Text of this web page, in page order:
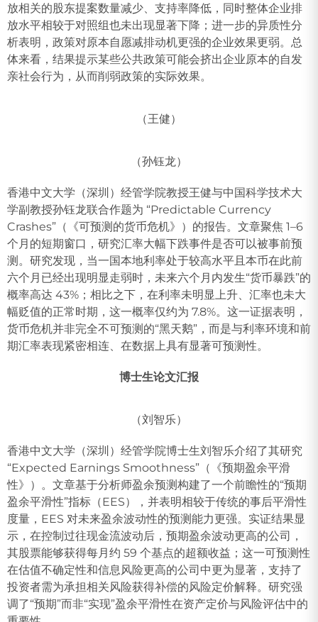
放相关的股东提案数量减少、支持率降低，同时整体企业排
放水平相较于对照组也未出现显著下降；进一步的异质性分
析表明，政策对原本自愿减排动机更强的企业效果更弱。总
体来看，结果提示某些公共政策可能会挤出企业原本的自发
亲社会行为，从而削弱政策的实际效果。
（王健）
（孙钰龙）
香港中文大学（深圳）经管学院教授王健与中国科学技术大
学副教授孙钰龙联合作题为 “Predictable Currency
Crashes”（《可预测的货币危机》）的报告。文章聚焦 1–6
个月的短期窗口，研究汇率大幅下跌事件是否可以被事前预
测。研究发现，当一国本地利率处于较高水平且本币在此前
六个月已经出现明显走弱时，未来六个月内发生“货币暴跌”的
概率高达 43%；相比之下，在利率未明显上升、汇率也未大
幅贬值的正常时期，这一概率仅约为 7.8%。这一证据表明，
货币危机并非完全不可预测的“黑天鹅”，而是与利率环境和前
期汇率表现紧密相连、在数据上具有显著可预测性。
博士生论文汇报
（刘智乐）
香港中文大学（深圳）经管学院博士生刘智乐介绍了其研究
“Expected Earnings Smoothness”（《预期盈余平滑
性》）。文章基于分析师盈余预测构建了一个前瞻性的“预期
盈余平滑性”指标（EES），并表明相较于传统的事后平滑性
度量，EES 对未来盈余波动性的预测能力更强。实证结果显
示，在控制过往现金流波动后，预期盈余波动更高的公司，
其股票能够获得每月约 59 个基点的超额收益；这一可预测性
在估值不确定性和信息风险更高的公司中更为显著，支持了
投资者需为承担相关风险获得补偿的风险定价解释。研究强
调了“预期”而非“实现”盈余平滑性在资产定价与风险评估中的